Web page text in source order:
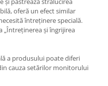
oferă un efect similar
întreținere specială.
„Întreținerea și îngrijirea
a produsului poate diferi
cauza setărilor monitorului